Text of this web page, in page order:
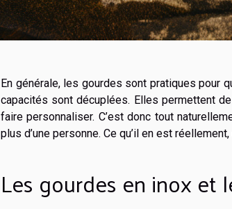
En générale, les gourdes sont pratiques pour
capacités sont décuplées. Elles permettent
faire personnaliser. C’est donc tout
plus d’une personne. Ce qu’il en est
Les gourdes en inox et